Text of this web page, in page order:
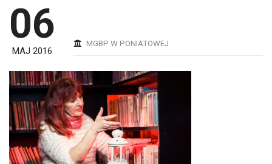
06
MAJ 2016
MGBP W PONIATOWEJ